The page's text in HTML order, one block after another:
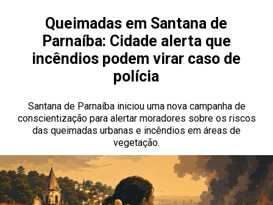
Queimadas em Santana de
Parnaíba: Cidade alerta que
incêndios podem virar caso de
polícia
Santana de Parnaíba iniciou uma nova campanha de
conscientização para alertar moradores sobre os riscos
das queimadas urbanas e incêndios em áreas de
vegetação.